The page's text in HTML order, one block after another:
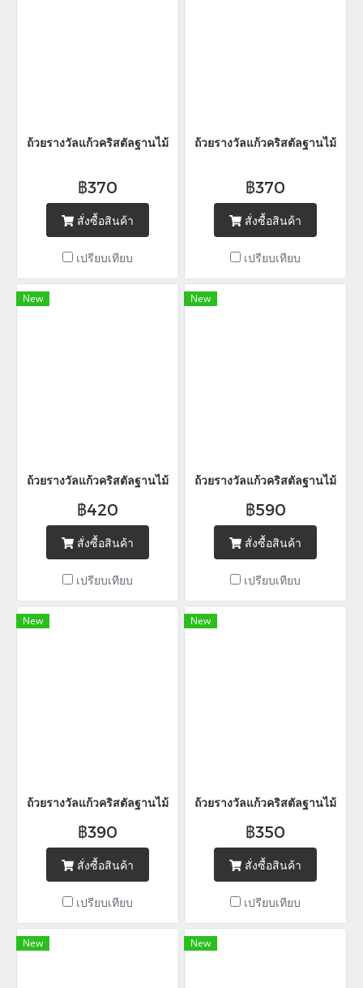
ถ้วยรางวัลแก้วคริสตัลฐานไม้
฿370
สั่งซื้อสินค้า
เปรียบเทียบ
ถ้วยรางวัลแก้วคริสตัลฐานไม้
฿370
สั่งซื้อสินค้า
เปรียบเทียบ
New
ถ้วยรางวัลแก้วคริสตัลฐานไม้
฿420
สั่งซื้อสินค้า
เปรียบเทียบ
New
ถ้วยรางวัลแก้วคริสตัลฐานไม้
฿590
สั่งซื้อสินค้า
เปรียบเทียบ
New
ถ้วยรางวัลแก้วคริสตัลฐานไม้
฿390
สั่งซื้อสินค้า
เปรียบเทียบ
New
ถ้วยรางวัลแก้วคริสตัลฐานไม้
฿350
สั่งซื้อสินค้า
เปรียบเทียบ
New New